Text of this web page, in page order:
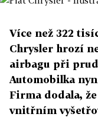
Více než 322
Chrysler hrozí
airbagu při
Automobilka
Firma dodala,
vnitřním